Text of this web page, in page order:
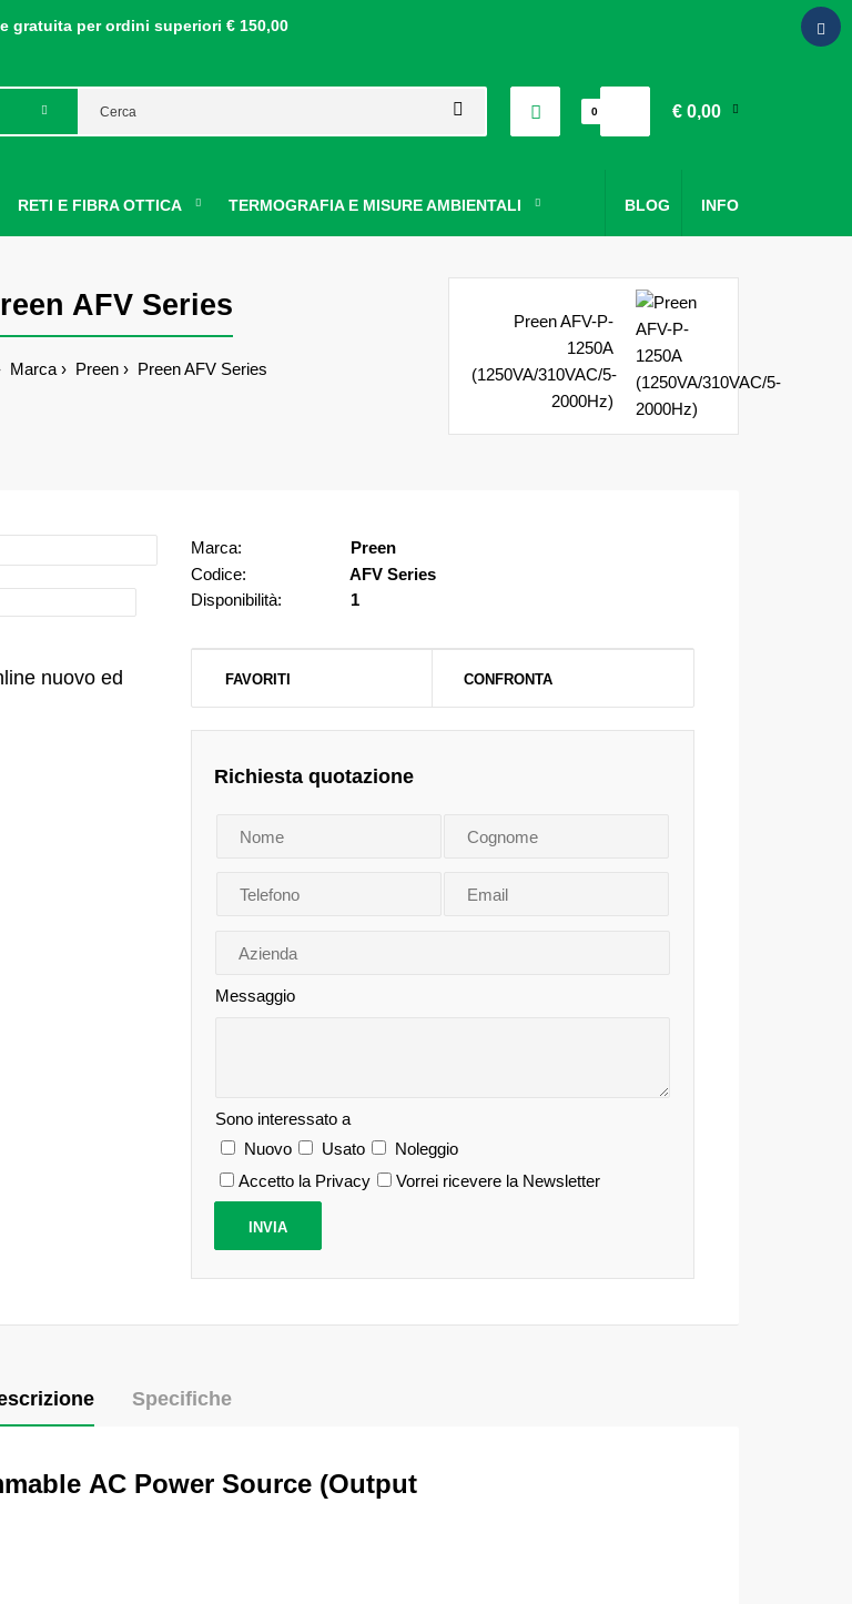
gratuita per ordini superiori € 150,00
0 € 0,00
RETI E FIBRA OTTICA TERMOGRAFIA E MISURE AMBIENTALI INFO
BLOG
AFV Series
Marca Preen Preen AFV Series
Preen AFV-P-
1250A
(1250VA/310VAC/5-
2000Hz)
nuovo ed
Marca:
Preen
Codice:
AFV Series
Disponibilità:
1
FAVORITI CONFRONTA
Richiesta quotazione
Messaggio
Sono interessato a
Nuovo
Usato
Noleggio
Accetto la Privacy
Vorrei ricevere la Newsletter
Specifiche
AC Power Source (Output